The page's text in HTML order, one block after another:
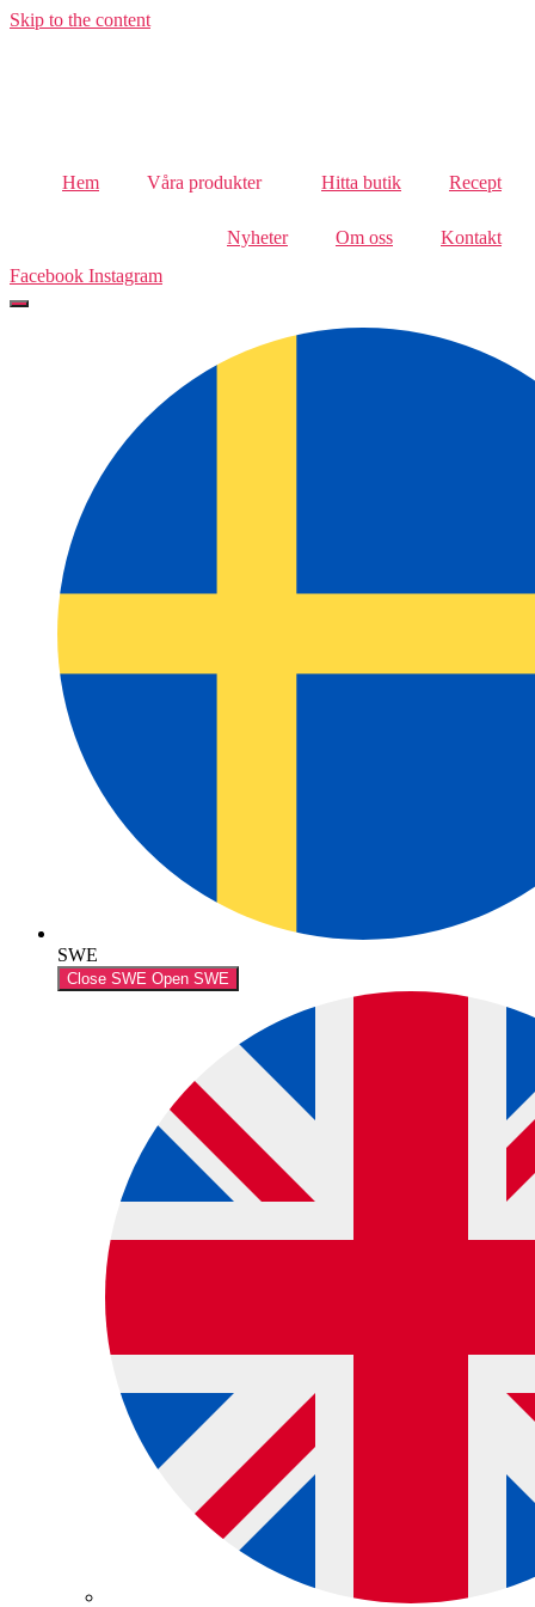
Skip to the content
Hem Våra produkter Hitta butik Recept
Nyheter Om oss
Kontakt
Facebook Instagram
SWE
Close SWE Open SWE